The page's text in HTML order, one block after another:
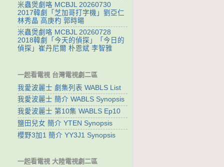
米蟲煲劇咯 MCBJL 20260730
2017韓劇「芝加哥打字機」劉亞仁
林秀晶 高庚杓 郭時暘
米蟲煲劇咯 MCBJL 20260728
2018韓劇「今天的偵探」「今日的
偵探」崔丹尼爾 朴恩斌 李智雅
一起看電視 台灣電視劇二區
我愛波麗士 劇集列表 WABLS List
我愛波麗士 簡介 WABLS Synopsis
我愛波麗士 第10集 WABLS Ep10
鹽田兒女 簡介 YTEN Synopsis
櫻野3加1 簡介 YY3J1 Synopsis
一起看電視 大陸電視劇二區